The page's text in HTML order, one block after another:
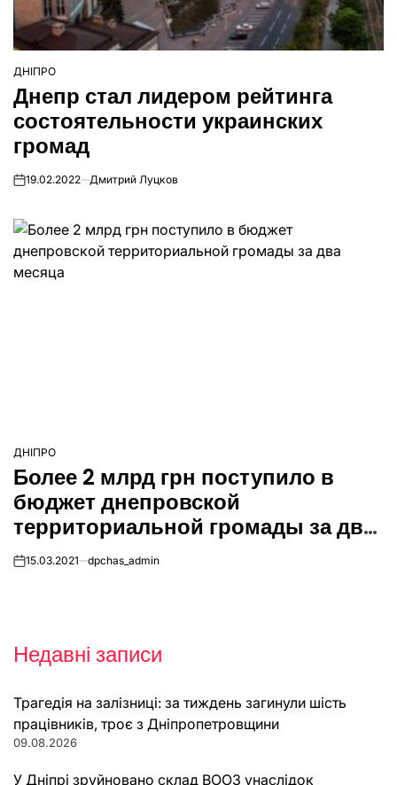
ОПУБЛІКУВАТИ
У
ДНІПРО
Днепр стал лидером рейтинга
состоятельности украинских
громад
on19.02.2022 Дмитрий Луцков
ОПУБЛІКУВАТИ
У
ДНІПРО
Более 2 млрд грн поступило в
бюджет днепровской
территориальной громады за два
месяца
on15.03.2021 dpchas_admin
Недавні записи
Трагедія на залізниці: за тиждень загинули шість
працівників, троє з Дніпропетровщини
09.08.2026
У Дніпрі зруйновано склад ВООЗ унаслідок